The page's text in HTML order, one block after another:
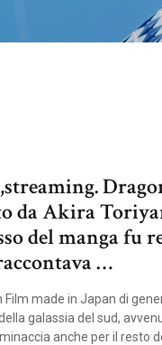
da Akira
del manga fu
…
Film made in Japan di
galassia del sud,
anche per il resto